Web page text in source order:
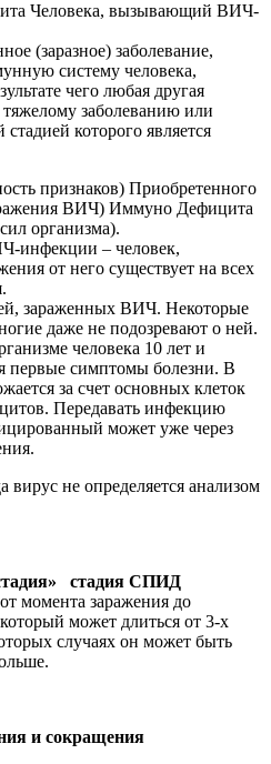
Человека, вызывающий ВИЧ-
(заразное) заболевание,
систему человека,
чего любая другая
заболеванию или
которого является
признаков) Приобретенного
ВИЧ) Иммуно Дефицита
организма).
инфекции – человек,
от него существует на всех
зараженных ВИЧ. Некоторые
даже не подозревают о ней.
человека 10 лет и
первые симптомы болезни. В
за счет основных клеток
Передавать инфекцию
может уже через
вирус не определяется анализом
стадия СПИД
момента заражения до
может длиться от 3-х
случаях он может быть
и сокращения